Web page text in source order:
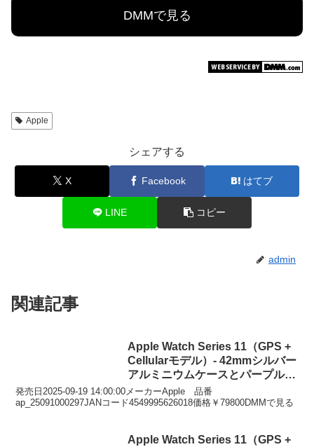
DMMで見る
Apple
シェアする
X Facebook はてブ
LINE コピー
admin
関連記事
Apple Watch Series 11（GPS +
Cellularモデル）- 42mmシルバー
アルミニウムケースとパープルフ
ォグスポーツバンド – S/M
発売日2025-09-19 14:00:00メーカーApple 品番
ap_25091000297JANコード4549995626018価格￥79800DMMで見る
Apple Watch Series 11（GPS +